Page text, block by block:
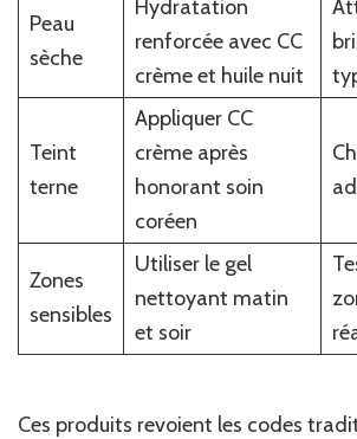
Peau
sèche
Hydratation
renforcée avec CC
crème et huile nuit
Teint
terne
Appliquer CC
crème après
honorant soin
coréen
Zones
sensibles
Utiliser le gel
nettoyant matin
et soir
Ces produits revoient les codes